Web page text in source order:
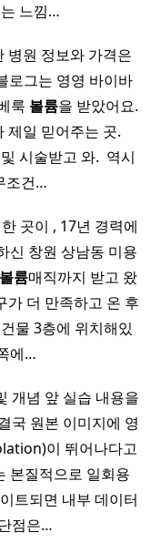
느낌…
원 정보와 가격은
로그는 영영 바이바
룩 볼륨을 받았어요.
일 믿어주는 곳.
시술받고 와. ​ 역시
조건…
곳이 , 17년 경력에
신 창원 상남동 미용
볼륨매직까지 받고 왔
가 더 만족하고 온 후
물 3층에 위치해있
에…
개념 앞 실습 내용을
국 원본 이미지에 영
이 뛰어나다고
본질적으로 일회용
트되면 내부 데이터
점은…